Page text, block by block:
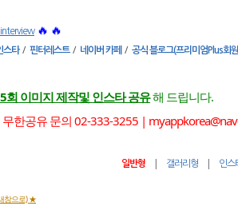
🔥 🔥
스타/ 핀터레스트/ 네이버 카페 / 공식 블로그(프리미엄Plus회
회 이미지 제작및 인스타 공유해 드립니다.
한공유 문의 02-333-3255 |
일반형 | 갤러리형 | 인스
창으로) ★